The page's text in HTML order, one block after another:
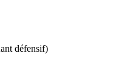
défensif)